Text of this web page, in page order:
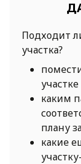
Подходит
участка?
участке
каким
плану
какие